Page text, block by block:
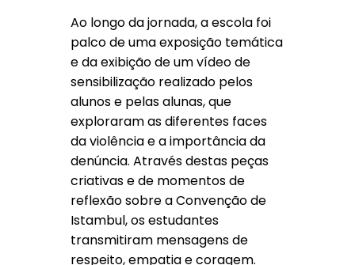
Ao longo da jornada, a escola foi
palco de uma exposição temática
e da exibição de um vídeo de
sensibilização realizado pelos
alunos e pelas alunas, que
exploraram as diferentes faces
da violência e a importância da
denúncia. Através destas peças
criativas e de momentos de
reflexão sobre a Convenção de
Istambul, os estudantes
transmitiram mensagens de
respeito, empatia e coragem.